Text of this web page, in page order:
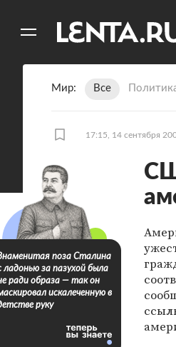
Мир Все
17:15, 14 сентября
поза Сталина
ладонью за пазухой была
ради образа — так он
искалеченную в
руку